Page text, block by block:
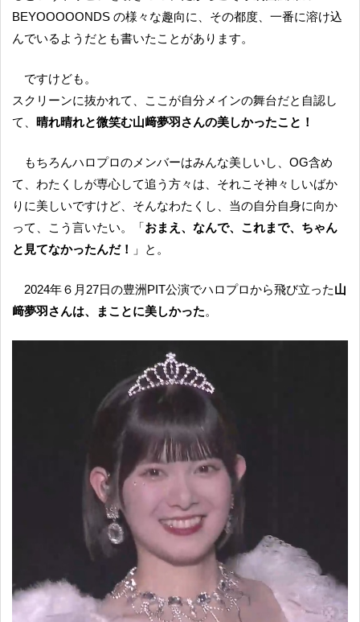
BEYOOOOONDS の様々な趣向に、その都度、一番に溶け込
んでいるようだとも書いたことがあります。
ですけども。
スクリーンに抜かれて、ここが自分メインの舞台だと自認し
て、 晴れ晴れと微笑む山﨑夢羽さんの美しかったこと！
もちろんハロプロのメンバーはみんな美しいし、OG含め
て、わたくしが専心して追う方々は、それこそ神々しいばか
りに美しいですけど、そんなわたくし、当の自分自身に向か
って、こう言いたい。「おまえ、なんで、これまで、ちゃん
と見てなかったんだ！
」と。
2024年６月27日の豊洲PIT公演でハロプロから飛び立った山
﨑夢羽さんは、まことに美しかった。